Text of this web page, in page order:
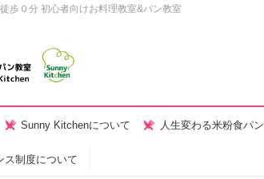
歩０分 初心者向けお料理教室&パン教室
Sunny Kitchenについて 人生変わる米粉食パン
ス制度について